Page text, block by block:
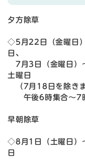
夕方除草
◇5月22日（金曜日
日、
7月3日（金曜日）
土曜日
（7月18日を除きま
午後6時集合～7時
早朝除草
◇8月1日（土曜日）
日